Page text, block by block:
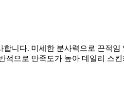
니다. 미세한 분사력으로 끈적
으로 만족도가 높아 데일리 스